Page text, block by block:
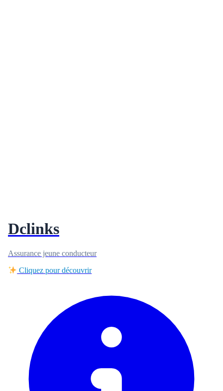
Dclinks
Assurance jeune conducteur
Cliquez pour découvrir